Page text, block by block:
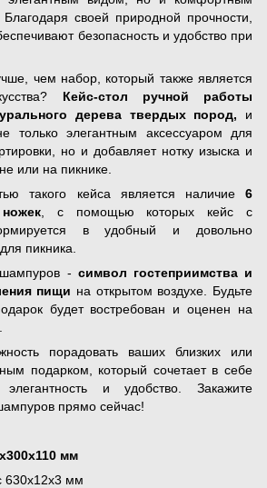
своей природной прочности,
безопасность и удобство при
чем набор, который также является
Кейс-стол ручной работы
дерева твердых пород, и
только элегантным аксессуаром для
но и добавляет нотку изыска и
или на пикнике.
такого кейса является наличие 6
, с помощью которых кейс с
в удобный и довольно
пикника.
- символ гостеприимства и
пищи на открытом воздухе. Будьте
будет востребован и оценен на
порадовать ваших близких или
подарком, который сочетает в себе
элегантность и удобство. Закажите
прямо сейчас!
мм
630х12х3 мм